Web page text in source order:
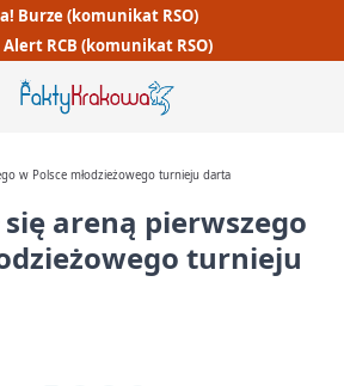
Burze (komunikat RSO)
RCB (komunikat RSO)
w Polsce młodzieżowego turnieju darta
areną pierwszego
turnieju